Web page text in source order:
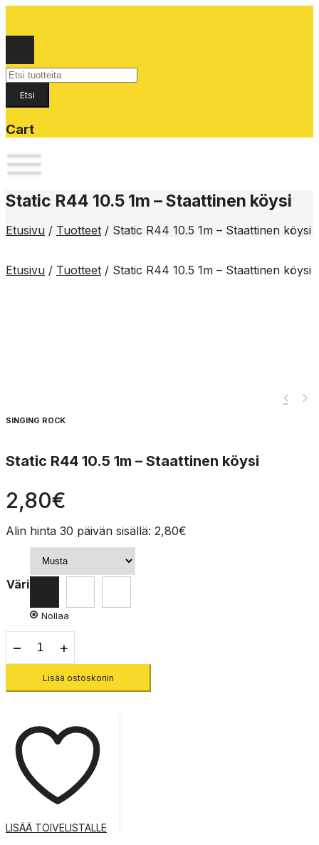
Products
Etsi
Cart
Static R44 10.5 1m – Staattinen köysi
Etusivu / Tuotteet / Static R44 10.5 1m – Staattinen köysi
Etusivu / Tuotteet / Static R44 10.5 1m – Staattinen köysi
SINGING ROCK
Static R44 10.5 1m – Staattinen köysi
2,80€
Alin hinta 30 päivän sisällä: 2,80€
Väri
Nollaa
R44
10.5
-
köysi
määrä
Lisää ostoskoriin
LISÄÄ TOIVELISTALLE